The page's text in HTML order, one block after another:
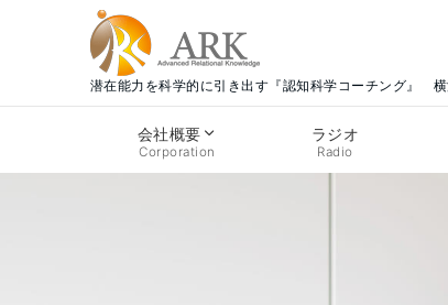
潜在能力を科学的に引き出す『認知科学コーチング』
会社概要
Corporation
ラジオ
Radio